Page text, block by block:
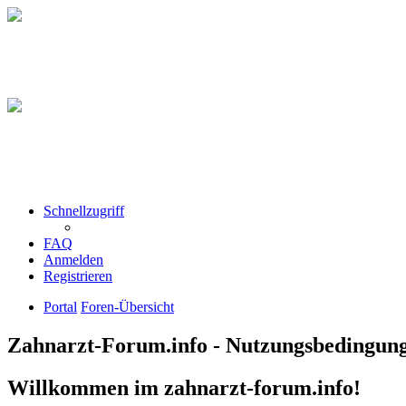
Schnellzugriff
FAQ
Anmelden
Registrieren
Portal Foren-Übersicht
Zahnarzt-Forum.info -
Willkommen im zahnarzt-forum.info!